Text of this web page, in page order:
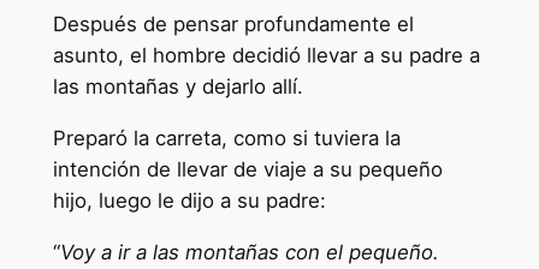
Después de pensar profundamente el
asunto, el hombre decidió llevar a su padre a
las montañas y dejarlo allí.
Preparó la carreta, como si tuviera la
intención de llevar de viaje a su pequeño
hijo, luego le dijo a su padre:
“Voy a ir a las montañas con el pequeño.